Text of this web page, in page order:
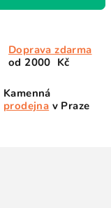
Doprava zdarma
od 2000 Kč
Kamenná
prodejna v Praze